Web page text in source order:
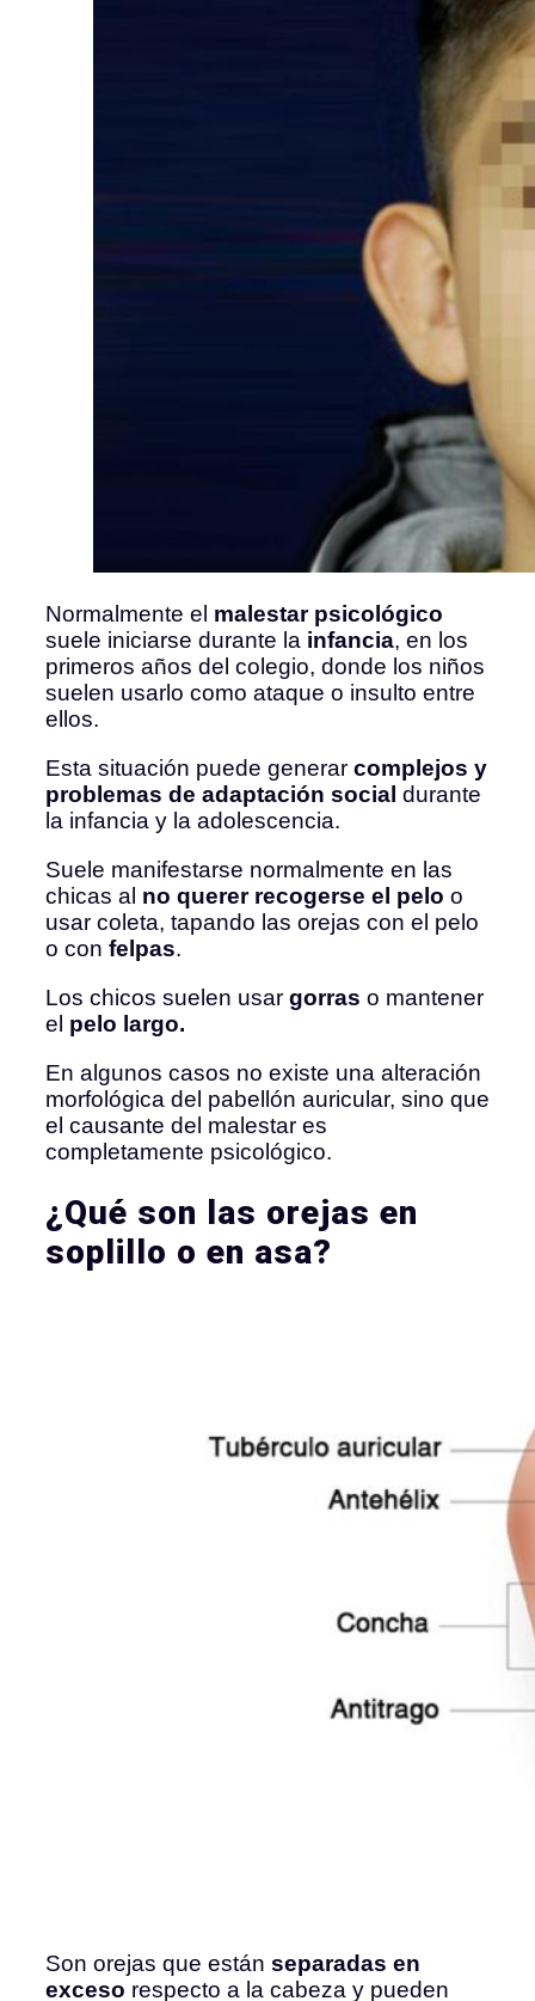
Normalmente el malestar psicológico
suele iniciarse durante la infancia, en los
primeros años del colegio, donde los niños
suelen usarlo como ataque o insulto entre
ellos.
Esta situación puede generar complejos y
problemas de adaptación social durante
la infancia y la adolescencia.
Suele manifestarse normalmente en las
chicas al no querer recogerse el pelo o
usar coleta, tapando las orejas con el pelo
o con felpas.
Los chicos suelen usar gorras o mantener
el pelo largo.
En algunos casos no existe una alteración
morfológica del pabellón auricular, sino que
el causante del malestar es
completamente psicológico.
¿Qué son las orejas en
soplillo o en asa?
Son orejas que están separadas en
exceso respecto a la cabeza y pueden